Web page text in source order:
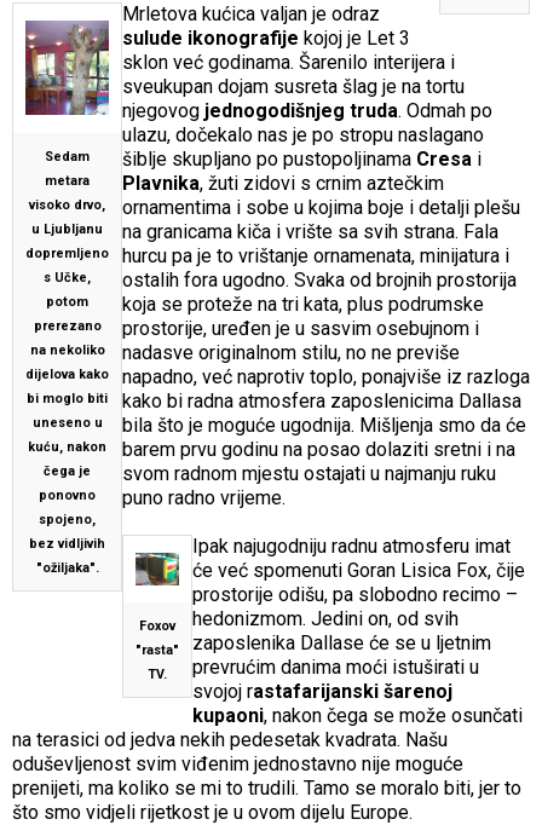
Sedam
metara
visoko drvo,
u Ljubljanu
dopremljeno
s Učke,
potom
prerezano
na nekoliko
dijelova kako
bi moglo biti
uneseno u
kuću, nakon
čega je
ponovno
spojeno,
bez vidljivih
"ožiljaka".
Mrletova kućica valjan je odraz
sulude ikonografije kojoj je Let 3
sklon već godinama. Šarenilo interijera i
sveukupan dojam susreta šlag je na tortu
njegovog jednogodišnjeg truda. Odmah po
ulazu, dočekalo nas je po stropu naslagano
šiblje skupljano po pustopoljinama Cresa i
Plavnika, žuti zidovi s crnim aztečkim
ornamentima i sobe u kojima boje i detalji plešu
na granicama kiča i vrište sa svih strana. Fala
hurcu pa je to vrištanje ornamenata, minijatura i
ostalih fora ugodno. Svaka od brojnih prostorija
koja se proteže na tri kata, plus podrumske
prostorije, uređen je u sasvim osebujnom i
nadasve originalnom stilu, no ne previše
napadno, već naprotiv toplo, ponajviše iz razloga
kako bi radna atmosfera zaposlenicima Dallasa
bila što je moguće ugodnija. Mišljenja smo da će
barem prvu godinu na posao dolaziti sretni i na
svom radnom mjestu ostajati u najmanju ruku
puno radno vrijeme.
Foxov
"rasta"
TV.
Ipak najugodniju radnu atmosferu imat
će već spomenuti Goran Lisica Fox, čije
prostorije odišu, pa slobodno recimo –
hedonizmom. Jedini on, od svih
zaposlenika Dallase će se u ljetnim
prevrućim danima moći istuširati u
svojoj rastafarijanski šarenoj
kupaoni, nakon čega se može osunčati
na terasici od jedva nekih pedesetak kvadrata. Našu
oduševljenost svim viđenim jednostavno nije moguće
prenijeti, ma koliko se mi to trudili. Tamo se moralo biti, jer to
što smo vidjeli rijetkost je u ovom dijelu Europe.